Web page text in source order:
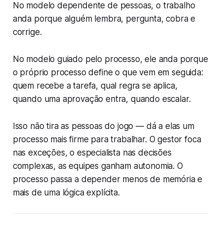
No modelo dependente de pessoas, o trabalho
anda porque alguém lembra, pergunta, cobra e
corrige.
No modelo guiado pelo processo, ele anda porque
o próprio processo define o que vem em seguida:
quem recebe a tarefa, qual regra se aplica,
quando uma aprovação entra, quando escalar.
Isso não tira as pessoas do jogo — dá a elas um
processo mais firme para trabalhar. O gestor foca
nas exceções, o especialista nas decisões
complexas, as equipes ganham autonomia. O
processo passa a depender menos de memória e
mais de uma lógica explícita.